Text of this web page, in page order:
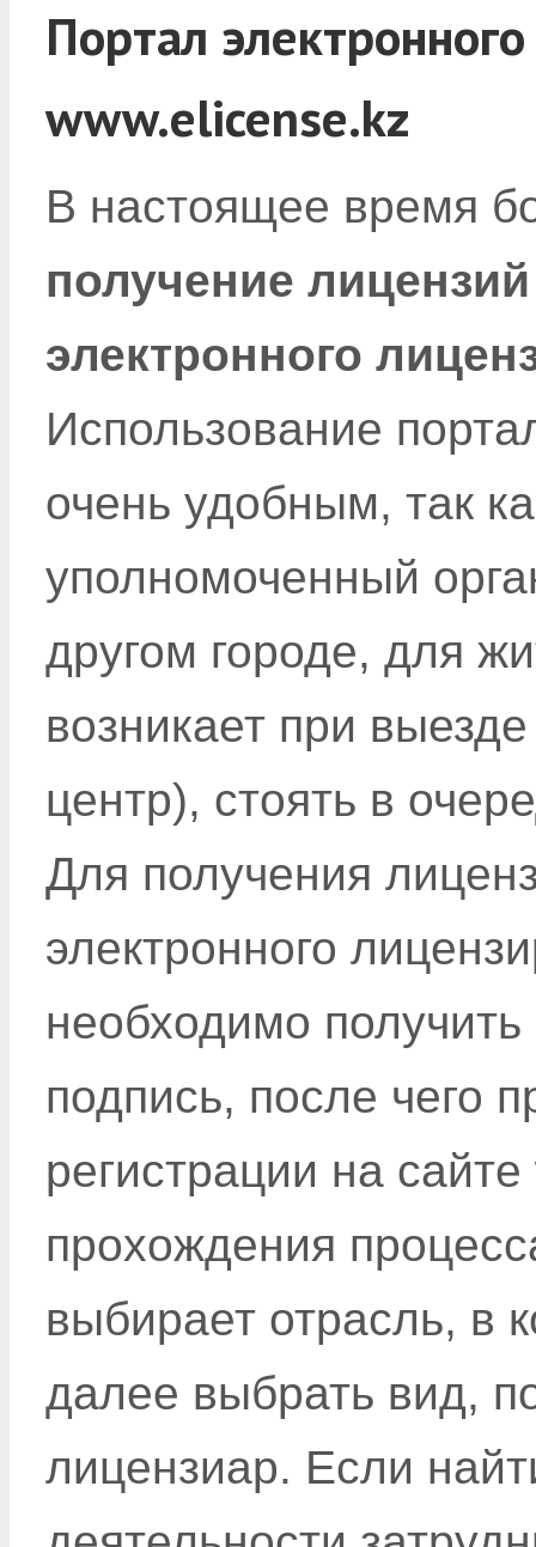
Портал
www.elicense.kz
В настоящее время
получение лицензий
электронного
Использование
очень удобным, так
уполномоченный
другом городе, для
возникает при
центр), стоять в
Для получения
электронного
необходимо
подпись, после чего
регистрации на
прохождения
выбирает отрасль, в
далее выбрать вид,
лицензиар. Если